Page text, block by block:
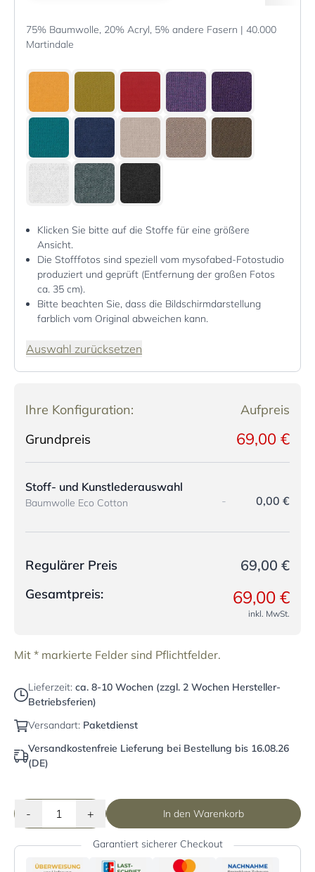
75% Baumwolle, 20% Acryl, 5% andere Fasern | 40.000
Martindale
Klicken Sie bitte auf die Stoffe für eine größere
Ansicht.
Die Stofffotos sind speziell vom mysofabed-Fotostudio
produziert und geprüft (Entfernung der großen Fotos
ca. 35 cm).
Bitte beachten Sie, dass die Bildschirmdarstellung
farblich vom Original abweichen kann.
Auswahl zurücksetzen
Ihre Konfiguration:
Aufpreis
Grundpreis
69,00 €
Stoff- und Kunstlederauswahl
Baumwolle Eco Cotton - 0,00 €
Regulärer Preis 69,00 €
Gesamtpreis: 69,00 €
inkl. MwSt.
Mit * markierte Felder sind Pflichtfelder.
Lieferzeit: ca. 8-10 Wochen (zzgl. 2 Wochen Hersteller-
Betriebsferien)
Versandart: Paketdienst
Versandkostenfreie Lieferung bei Bestellung bis 16.08.26
(DE)
- + In den Warenkorb
Garantiert sicherer Checkout